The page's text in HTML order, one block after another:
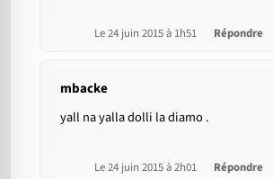
Le 24 juin 2015 à 1h51 Répondre
mbacke
yall na yalla dolli la diamo .
Le 24 juin 2015 à 2h01 Répondre